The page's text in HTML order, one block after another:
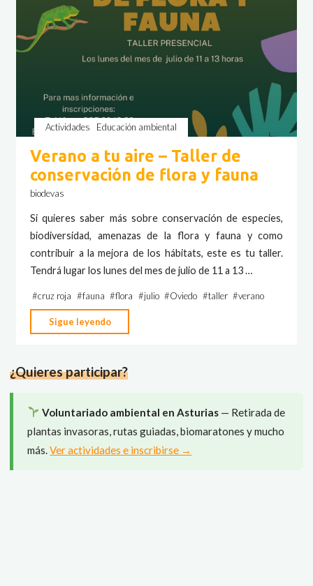
meandros
Nora"
Actividades Educación ambiental
Verano a tu aire – Taller de
conservación de flora y fauna
biodevas
Si quieres saber más sobre conservación de especies,
biodiversidad, amenazas de la flora y fauna y como
contribuir a la mejora de los hábitats, este es tu taller.
Tendrá lugar los lunes del mes de julio de 11 a 13 …
#cruz roja #fauna #flora #julio #Oviedo #taller #verano
Sigue leyendo
a
aire
Taller
de
¿Quieres participar?
Voluntariado ambiental en Asturias— Retirada de
plantas invasoras, rutas guiadas, biomaratones y mucho
más.Ver actividades e inscribirse →